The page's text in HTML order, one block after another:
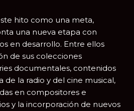
hito como una meta,
una nueva etapa con
en desarrollo. Entre ellos
de sus colecciones
documentales, contenidos
de la radio y del cine musical,
en compositores e
y la incorporación de nuevos